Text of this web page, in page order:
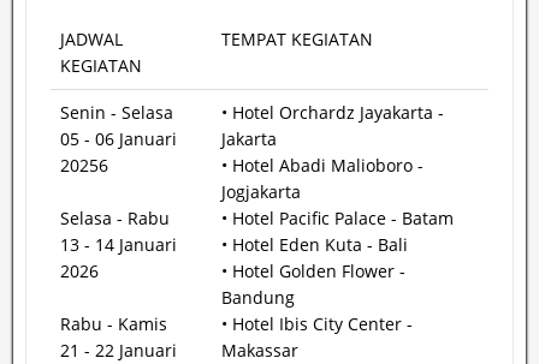
JADWAL
KEGIATAN
TEMPAT KEGIATAN
Senin - Selasa
05 - 06 Januari
20256
Selasa - Rabu
13 - 14 Januari
2026
Rabu - Kamis
21 - 22 Januari
• Hotel Orchardz Jayakarta -
Jakarta
• Hotel Abadi Malioboro -
Jogjakarta
• Hotel Pacific Palace - Batam
• Hotel Eden Kuta - Bali
• Hotel Golden Flower -
Bandung
• Hotel Ibis City Center -
Makassar